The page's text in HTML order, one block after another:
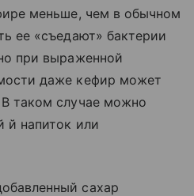
меньше, чем в обычном
ее «съедают» бактерии
при выраженной
даже кефир может
таком случае можно
й напиток или
сахар